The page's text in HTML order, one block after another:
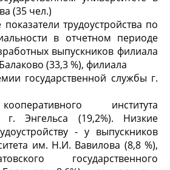
(35 чел.)
трудоустройства по
в отчетном периоде
выпускников филиала
(33,3 %), филиала
государственной службы г.
института
Энгельса (19,2%). Низкие
- у выпускников
им. Н.И. Вавилова (8,8 %),
государственного